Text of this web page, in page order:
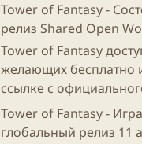
Tower of Fantasy -
релиз Shared Open
Tower of Fantasy
желающих бесплатно
ссылке с
Tower of Fantasy -
глобальный релиз 11